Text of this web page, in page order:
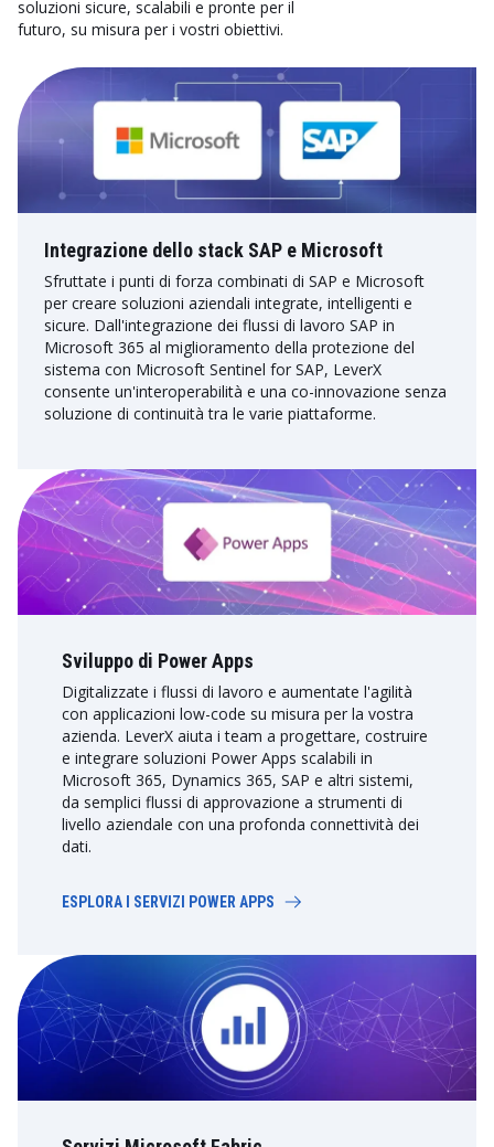
soluzioni sicure, scalabili e pronte per il
futuro, su misura per i vostri obiettivi.
Integrazione dello stack SAP e Microsoft
Sfruttate i punti di forza combinati di SAP e Microsoft
per creare soluzioni aziendali integrate, intelligenti e
sicure. Dall'integrazione dei flussi di lavoro SAP in
Microsoft 365 al miglioramento della protezione del
sistema con Microsoft Sentinel for SAP, LeverX
consente un'interoperabilità e una co-innovazione senza
soluzione di continuità tra le varie piattaforme.
Sviluppo di Power Apps
Digitalizzate i flussi di lavoro e aumentate l'agilità
con applicazioni low-code su misura per la vostra
azienda. LeverX aiuta i team a progettare, costruire
e integrare soluzioni Power Apps scalabili in
Microsoft 365, Dynamics 365, SAP e altri sistemi,
da semplici flussi di approvazione a strumenti di
livello aziendale con una profonda connettività dei
dati.
ESPLORA I SERVIZI POWER APPS